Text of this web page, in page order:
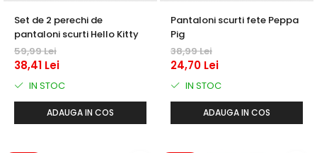
Set de 2 perechi de
pantaloni scurti Hello Kitty
59,99 Lei
38,41 Lei
IN STOC
ADAUGA IN COS
Pantaloni scurti fete Peppa
Pig
38,99 Lei
24,70 Lei
IN STOC
ADAUGA IN COS